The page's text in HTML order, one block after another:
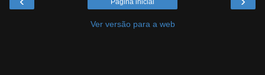
Página inicial
Ver versão para a web